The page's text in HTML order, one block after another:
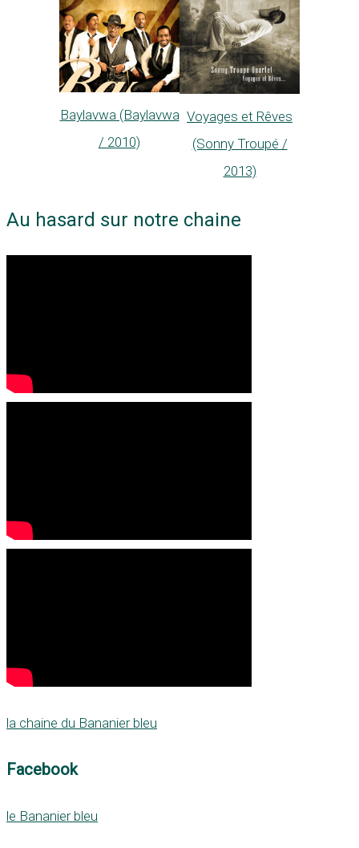
Baylavwa (Baylavwa
/ 2010)
Voyages et Rêves
(Sonny Troupé /
2013)
Au hasard sur notre chaine
la chaine du Bananier bleu
Facebook
le Bananier bleu